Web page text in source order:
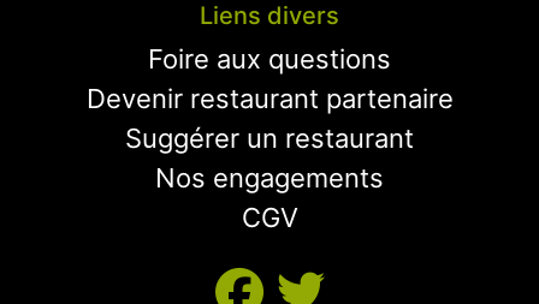
Liens divers
Foire aux questions
Devenir restaurant partenaire
Suggérer un restaurant
Nos engagements
CGV